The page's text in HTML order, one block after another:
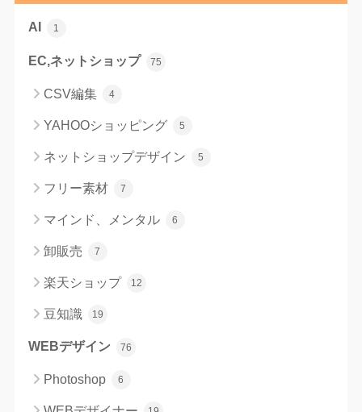
AI 1
EC,ネットショップ 75
CSV編集 4
YAHOOショッピング 5
ネットショップデザイン 5
フリー素材 7
マインド、メンタル 6
卸販売 7
楽天ショップ 12
豆知識 19
WEBデザイン 76
Photoshop 6